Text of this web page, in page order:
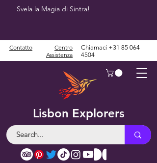
Svela la Magia di Sintra!
Lisbon Explorers
Contatto
Centro
Assistenza
Chiamaci +31 85 064
4504